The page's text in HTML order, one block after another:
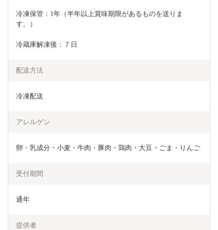
冷凍保管：1年（半年以上賞味期限があるものを送りま
す。）
冷蔵庫解凍後：７日
配送方法
冷凍配送
アレルゲン
卵・乳成分・小麦・牛肉・豚肉・鶏肉・大豆・ごま・りんご
受付期間
通年
提供者